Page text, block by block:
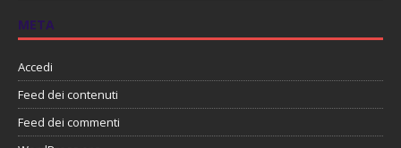
META
Accedi
Feed dei contenuti
Feed dei commenti